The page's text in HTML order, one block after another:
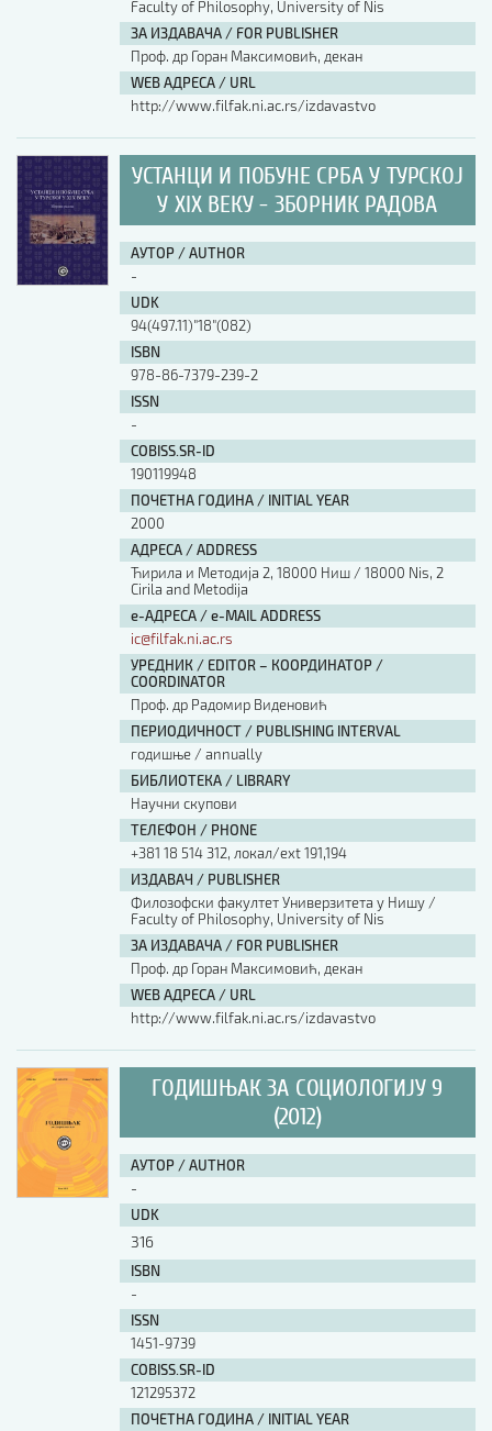
Faculty of Philosophy, University of Nis
ЗА ИЗДАВАЧА / FOR PUBLISHER
Проф. др Горан Максимовић, декан
WEB АДРЕСА / URL
http://www.filfak.ni.ac.rs/izdavastvo
УСТАНЦИ И ПОБУНЕ СРБА У ТУРСКОЈ
У XIX ВЕКУ - ЗБОРНИК РАДОВА
АУТОР / AUTHOR
-
UDK
94(497.11)"18"(082)
ISBN
978-86-7379-239-2
ISSN
-
COBISS.SR-ID
190119948
ПОЧЕТНА ГОДИНА / INITIAL YEAR
2000
АДРЕСА / ADDRESS
Ћирила и Методија 2, 18000 Ниш / 18000 Nis, 2
Cirila and Metodija
е-АДРЕСА / e-MAIL ADDRESS
ic@filfak.ni.ac.rs
УРЕДНИК / EDITOR – КООРДИНАТОР /
COORDINATOR
Проф. др Радомир Виденовић
ПЕРИОДИЧНОСТ / PUBLISHING INTERVAL
годишње / annually
БИБЛИОТЕКА / LIBRARY
Научни скупови
ТЕЛЕФОН / PHONE
+381 18 514 312, локал/ext 191,194
ИЗДАВАЧ / PUBLISHER
Филозофски факултет Универзитета у Нишу /
Faculty of Philosophy, University of Nis
ЗА ИЗДАВАЧА / FOR PUBLISHER
Проф. др Горан Максимовић, декан
WEB АДРЕСА / URL
http://www.filfak.ni.ac.rs/izdavastvo
ГОДИШЊАК ЗА СОЦИОЛОГИЈУ 9
(2012)
АУТОР / AUTHOR
-
UDK
316
ISBN
-
ISSN
1451-9739
COBISS.SR-ID
121295372
ПОЧЕТНА ГОДИНА / INITIAL YEAR